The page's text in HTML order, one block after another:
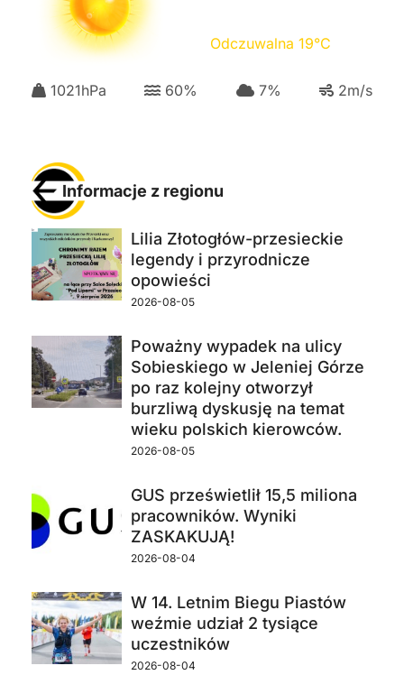
Odczuwalna 19°C
1021hPa 60% 7% 2m/s
Informacje z regionu
Lilia Złotogłów-przesieckie
legendy i przyrodnicze
opowieści
2026-08-05
Poważny wypadek na ulicy
Sobieskiego w Jeleniej Górze
po raz kolejny otworzył
burzliwą dyskusję na temat
wieku polskich kierowców.
2026-08-05
GUS prześwietlił 15,5 miliona
pracowników. Wyniki
ZASKAKUJĄ!
2026-08-04
W 14. Letnim Biegu Piastów
weźmie udział 2 tysiące
uczestników
2026-08-04